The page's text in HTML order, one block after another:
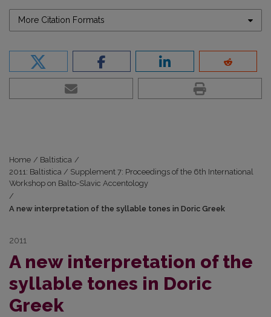
More Citation Formats
Home / Baltistica /
2011: Baltistica / Supplement 7: Proceedings of the 6th International
Workshop on Balto-Slavic Accentology
/
A new interpretation of the syllable tones in Doric Greek
2011
A new interpretation of the
syllable tones in Doric
Greek